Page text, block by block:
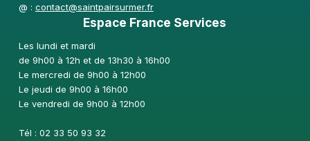
@ : contact@saintpairsurmer.fr
Espace France Services
Les lundi et mardi
de 9h00 à 12h et de 13h30 à 16h00
Le mercredi de 9h00 à 12h00
Le jeudi de 9h00 à 16h00
Le vendredi de 9h00 à 12h00
Tél : 02 33 50 93 32